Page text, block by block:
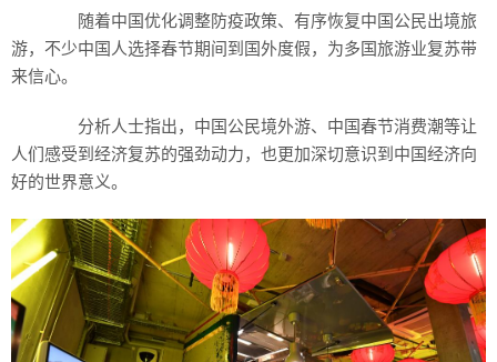
随着中国优化调整防疫政策、有序恢复中国公民出境旅
游，不少中国人选择春节期间到国外度假，为多国旅游业复苏带
来信心。
分析人士指出，中国公民境外游、中国春节消费潮等让
人们感受到经济复苏的强劲动力，也更加深切意识到中国经济向
好的世界意义。